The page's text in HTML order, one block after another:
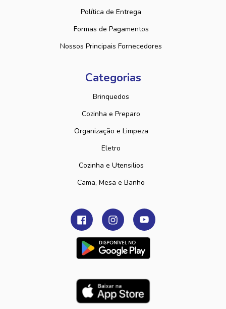
Política de Entrega
Formas de Pagamentos
Nossos Principais Fornecedores
Categorias
Brinquedos
Cozinha e Preparo
Organização e Limpeza
Eletro
Cozinha e Utensilios
Cama, Mesa e Banho